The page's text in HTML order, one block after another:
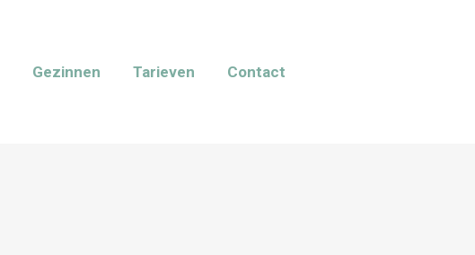
Gezinnen Tarieven Contact